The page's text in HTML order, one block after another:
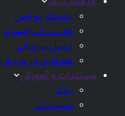
خدمات دواپس
هاست اسپانسری
ایمیل سازمانی
همکاری در فروش
مستندات و آموزش
بلاگ
مستندات